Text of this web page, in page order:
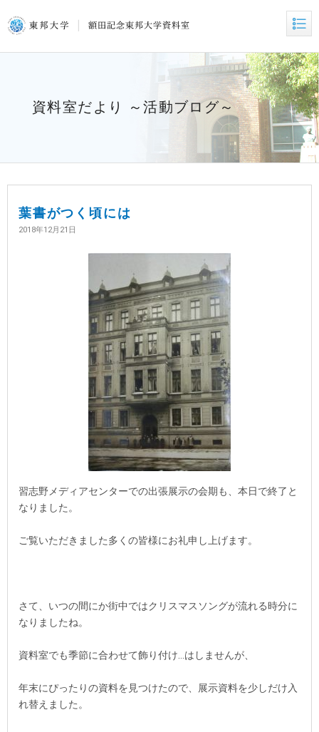
資料室だより ～活動ブログ～
葉書がつく頃には
2018年12月21日
習志野メディアセンターでの出張展示の会期も、本日で終了と
なりました。
ご覧いただきました多くの皆様にお礼申し上げます。
さて、いつの間にか街中ではクリスマスソングが流れる時分に
なりましたね。
資料室でも季節に合わせて飾り付け…はしませんが、
年末にぴったりの資料を見つけたので、展示資料を少しだけ入
れ替えました。